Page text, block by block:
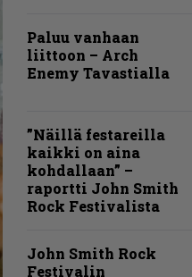
Paluu vanhaan
liittoon – Arch
Enemy Tavastialla
”Näillä festareilla
kaikki on aina
kohdallaan” –
raportti John Smith
Rock Festivalista
John Smith Rock
Festivalin